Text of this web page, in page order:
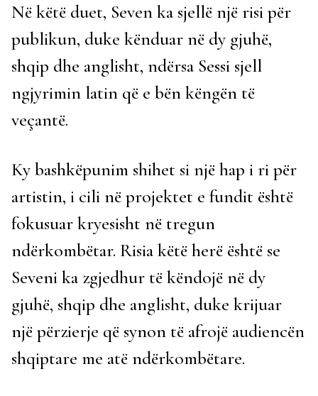
Në këtë duet, Seven ka sjellë një risi për
publikun, duke kënduar në dy gjuhë,
shqip dhe anglisht, ndërsa Sessi sjell
ngjyrimin latin që e bën këngën të
veçantë.
Ky bashkëpunim shihet si një hap i ri për
artistin, i cili në projektet e fundit është
fokusuar kryesisht në tregun
ndërkombëtar. Risia këtë herë është se
Seveni ka zgjedhur të këndojë në dy
gjuhë, shqip dhe anglisht, duke krijuar
një përzierje që synon të afrojë audiencën
shqiptare me atë ndërkombëtare.